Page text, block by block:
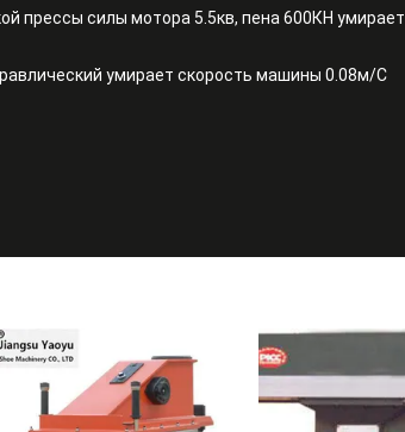
прессы силы мотора 5.5кв, пена 600КН умирает
умирает скорость машины 0.08м/С